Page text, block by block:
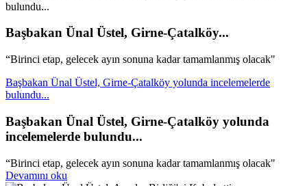
Başbakan Ünal Üstel, Girne-Çatalköy...
“Birinci etap, gelecek ayın sonuna kadar tamamlanmış olacak"
Başbakan Ünal Üstel, Girne-Çatalköy yolunda incelemelerde
bulundu...
Başbakan Ünal Üstel, Girne-Çatalköy yolunda
incelemelerde bulundu...
“Birinci etap, gelecek ayın sonuna kadar tamamlanmış olacak"
Devamını oku